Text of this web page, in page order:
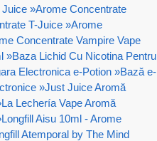
Juice »Arome Concentrate
T-Juice »Arome
Concentrate Vampire Vape
»Baza Lichid Cu Nicotina Pentru
Electronica e-Potion »Bază e-
»Just Juice Aromă
La Lechería Vape Aromă
Longfill Aisu 10ml - Arome
Atemporal by The Mind